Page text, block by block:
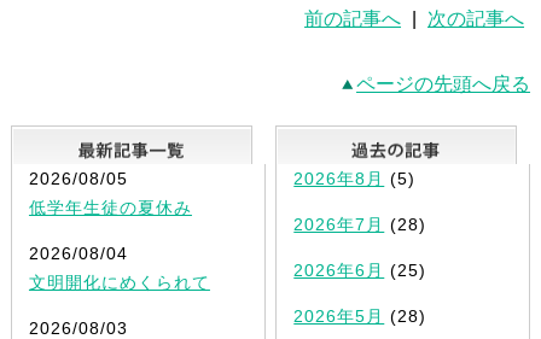
前の記事へ 次の記事へ
ページの先頭へ戻る
最新記事一覧
2026/08/05
低学年生徒の夏休み
2026/08/04
文明開化にめくられて
2026/08/03
2026年8月 (5)
2026年7月 (28)
2026年6月 (25)
2026年5月 (28)